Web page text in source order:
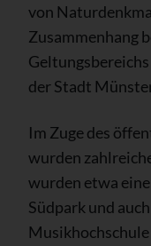
von
Zusammenhang
der Stadt
Im Zuge des
wurden
wurden etwa
Südpark und